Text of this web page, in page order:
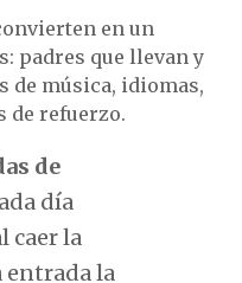
en un
padres que llevan y
de música, idiomas,
de refuerzo.
de
día
caer la
entrada la